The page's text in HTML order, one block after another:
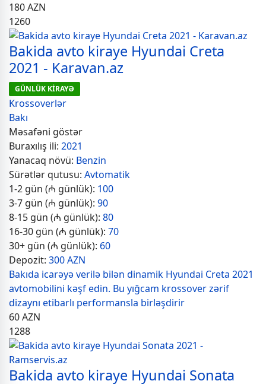
180AZN
1260
Bakida avto kiraye Hyundai Creta
2021 - Karavan.az
GÜNLÜK KİRAYƏ
Krossoverlər
Bakı
Məsafəni göstər
Buraxılış ili: 2021
Yanacaq növü: Benzin
Sürətlər qutusu: Avtomatik
1-2 gün (₼ günlük): 100
3-7 gün (₼ günlük): 90
8-15 gün (₼ günlük): 80
16-30 gün (₼ günlük): 70
30+ gün (₼ günlük): 60
Depozit: 300 AZN
Bakıda icarəyə verilə bilən dinamik Hyundai Creta 2021
avtomobilini kəşf edin. Bu yığcam krossover zərif
dizaynı etibarlı performansla birləşdirir
60AZN
1288
Bakida avto kiraye Hyundai Sonata